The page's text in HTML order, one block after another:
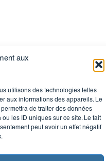
aux
utilisons des technologies telles
aux informations des appareils. Le
de traiter des données
les ID uniques sur ce site. Le fait
peut avoir un effet négatif